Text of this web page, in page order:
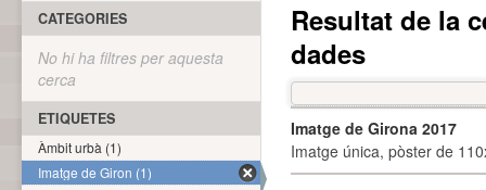
Resultat de la
dades
Imatge de Girona 2017
Imatge única, pòster de
CATEGORIES
No hi ha filtres per aquesta
cerca
ETIQUETES
Àmbit urbà (1)
Imatge de Giron (1)